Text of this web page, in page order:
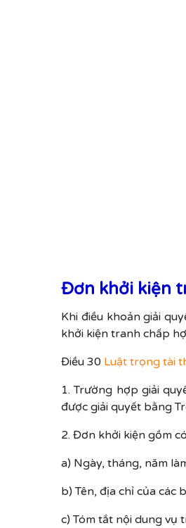
Đơn khởi kiện
Khi điều khoản giải
khởi kiện tranh chấp
Điều 30 Luật trọng tài
1. Trường hợp giải
được giải quyết bằng
2. Đơn khởi kiện gồm
a) Ngày, tháng, năm
b) Tên, địa chỉ của các
c) Tóm tắt nội dung vụ